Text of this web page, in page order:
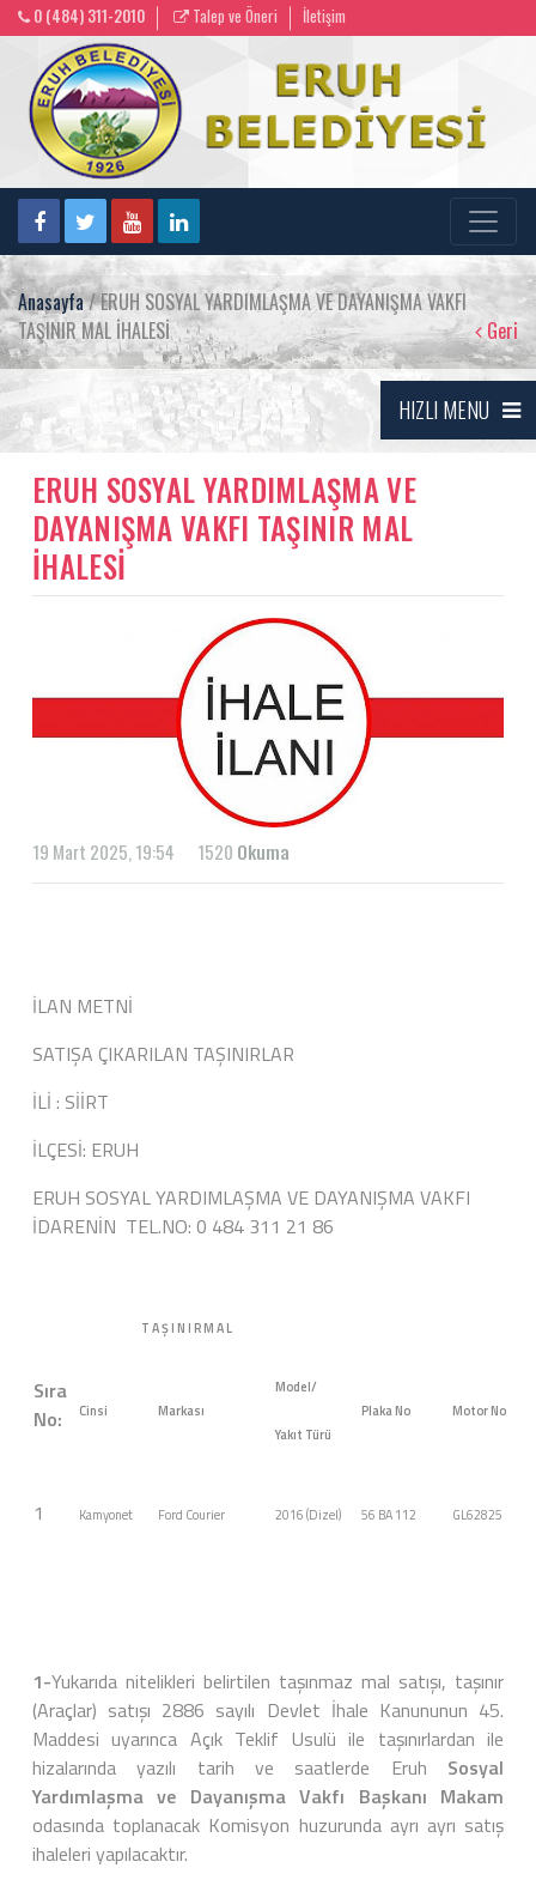
0 (484) 311-2010 Talep ve Öneri İletişim
Anasayfa/ ERUH SOSYAL YARDIMLAŞMA VE DAYANIŞMA VAKFI
TAŞINIR MAL İHALESİ
Geri
HIZLI MENU
ERUH SOSYAL YARDIMLAŞMA VE
DAYANIŞMA VAKFI TAŞINIR MAL
İHALESİ
19 Mart 2025, 19:54 1520 Okuma
İLAN METNİ
SATIŞA ÇIKARILAN TAŞINIRLAR
İLİ : SİİRT
İLÇESİ: ERUH
ERUH SOSYAL YARDIMLAŞMA VE DAYANIŞMA VAKFI
İDARENİN TEL.NO: 0 484 311 21 86
Sıra
No:
T A Ş I N I R M A L
Cinsi Markası
Model/
Yakıt Türü
Plaka No Motor No
1 Kamyonet Ford Courier 2016 (Dizel) 56 BA 112 GL62825
1-Yukarıda nitelikleri belirtilen taşınmaz mal satışı, taşınır
(Araçlar) satışı 2886 sayılı Devlet İhale Kanununun 45.
Maddesi uyarınca Açık Teklif Usulü ile taşınırlardan ile
hizalarında yazılı tarih ve saatlerde Eruh Sosyal
Yardımlaşma ve Dayanışma Vakfı Başkanı Makam
odasında toplanacak Komisyon huzurunda ayrı ayrı satış
ihaleleri yapılacaktır.